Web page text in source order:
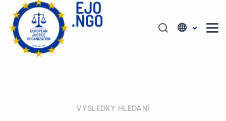
VÝSLEDKY HLEDÁNÍ